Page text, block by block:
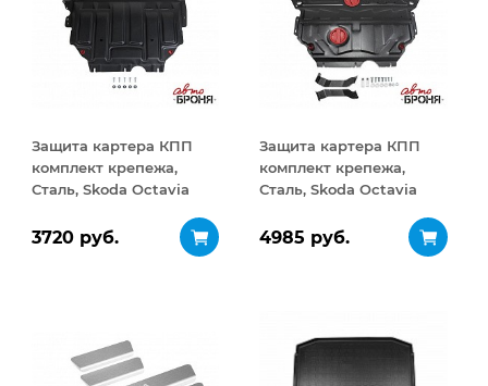
Защита картера КПП
комплект крепежа,
Сталь, Skoda Octavia
Superb 2019-, V - 2.0,
3720 руб.
Защита картера КПП
комплект крепежа,
Сталь, Skoda Octavia
2.0d c Webasto/Skoda
Octavia 2017-2021, V- 1.4,
4985 руб.